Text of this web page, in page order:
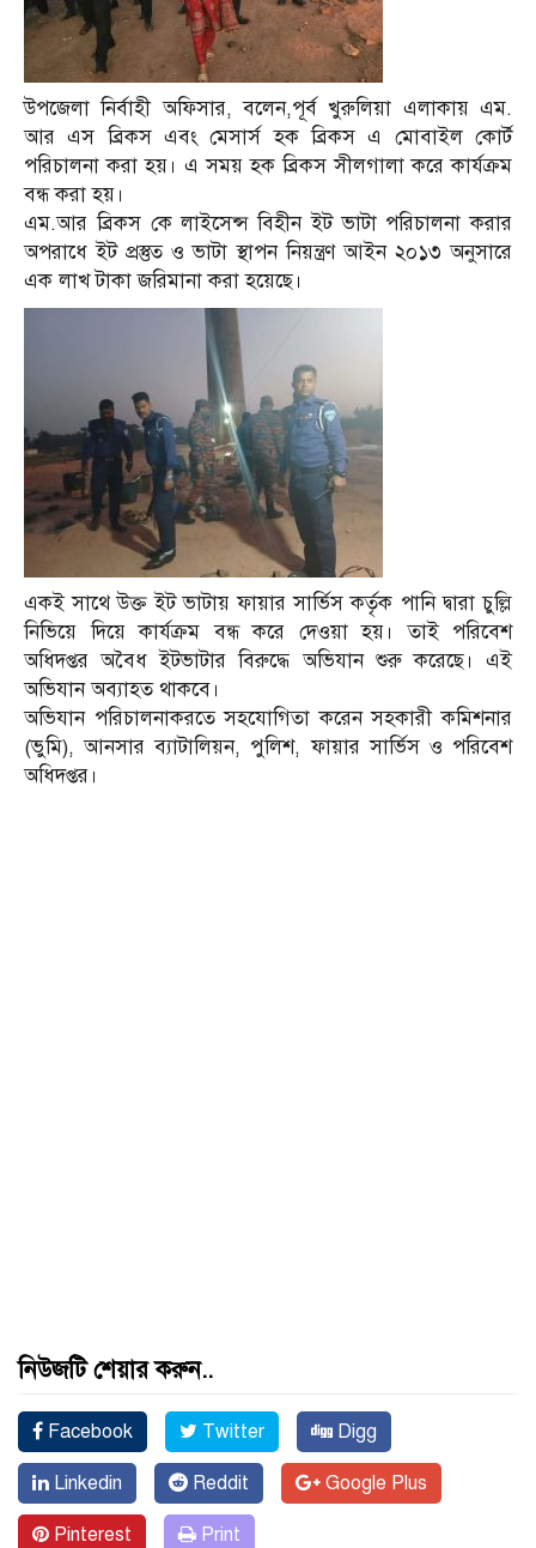
উপজেলা নির্বাহী অফিসার, বলেন,পূর্ব খুরুলিয়া এলাকায় এম.
আর এস ব্রিকস এবং মেসার্স হক ব্রিকস এ মোবাইল কোর্ট
পরিচালনা করা হয়। এ সময় হক ব্রিকস সীলগালা করে কার্যক্রম
বন্ধ করা হয়।
এম.আর ব্রিকস কে লাইসেন্স বিহীন ইট ভাটা পরিচালনা করার
অপরাধে ইট প্রস্তুত ও ভাটা স্থাপন নিয়ন্ত্রণ আইন ২০১৩ অনুসারে
এক লাখ টাকা জরিমানা করা হয়েছে।
একই সাথে উক্ত ইট ভাটায় ফায়ার সার্ভিস কর্তৃক পানি দ্বারা চুল্লি
নিভিয়ে দিয়ে কার্যক্রম বন্ধ করে দেওয়া হয়। তাই পরিবেশ
অধিদপ্তর অবৈধ ইটভাটার বিরুদ্ধে অভিযান শুরু করেছে। এই
অভিযান অব্যাহত থাকবে।
অভিযান পরিচালনাকরতে সহযোগিতা করেন সহকারী কমিশনার
(ভুমি), আনসার ব্যাটালিয়ন, পুলিশ, ফায়ার সার্ভিস ও পরিবেশ
অধিদপ্তর।
নিউজটি শেয়ার করুন..
Facebook Twitter Digg
Linkedin Reddit Google Plus
Pinterest Print